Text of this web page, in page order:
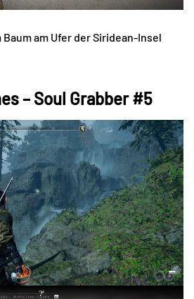
am Ufer der Siridean-Insel
– Soul Grabber #5